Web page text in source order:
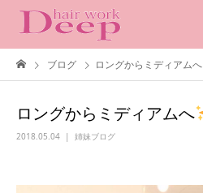
ブログ ロングからミディアムへ
ロングからミディアムへ
2018.05.04 姉妹ブログ